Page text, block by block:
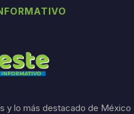
y lo más destacado de México